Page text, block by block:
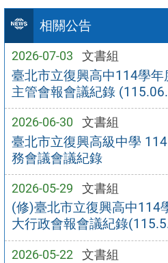
相關公告
2026-07-03 文書組
臺北市立復興高中114學
主管會報會議紀錄
2026-06-30 文書組
臺北市立復興高級中學
務會議會議紀錄
2026-05-29 文書組
(修)臺北市立復興高中114
大行政會報會議紀錄
2026-05-22 文書組